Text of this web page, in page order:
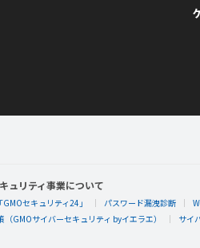
ュリティ事業について
セキュリティ24」 パスワード漏洩診断
（GMOサイバーセキュリティ byイエラエ） サイ